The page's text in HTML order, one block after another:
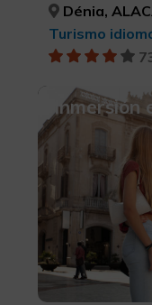
Dénia,
Turismo
Inmersión